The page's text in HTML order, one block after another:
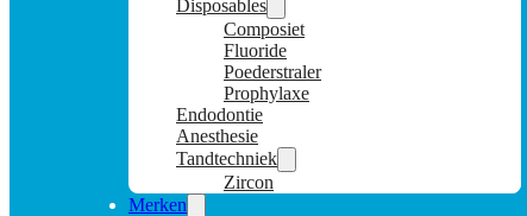
Disposables
Composiet
Fluoride
Poederstraler
Prophylaxe
Endodontie
Anesthesie
Tandtechniek
Zircon
Merken